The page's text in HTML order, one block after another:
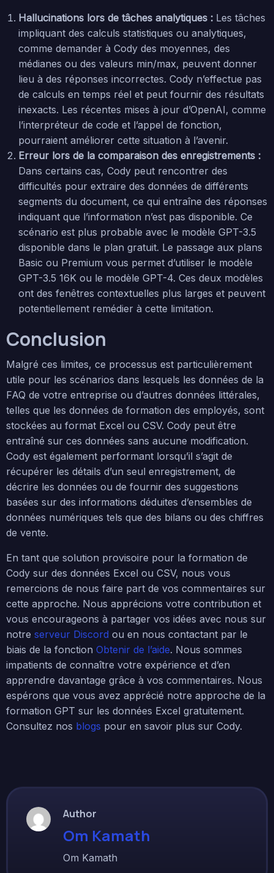
Hallucinations lors de tâches analytiques : Les tâches
impliquant des calculs statistiques ou analytiques,
comme demander à Cody des moyennes, des
médianes ou des valeurs min/max, peuvent donner
lieu à des réponses incorrectes. Cody n’effectue pas
de calculs en temps réel et peut fournir des résultats
inexacts. Les récentes mises à jour d’OpenAI, comme
l’interpréteur de code et l’appel de fonction,
pourraient améliorer cette situation à l’avenir.
Erreur lors de la comparaison des enregistrements :
Dans certains cas, Cody peut rencontrer des
difficultés pour extraire des données de différents
segments du document, ce qui entraîne des réponses
indiquant que l’information n’est pas disponible. Ce
scénario est plus probable avec le modèle GPT-3.5
disponible dans le plan gratuit. Le passage aux plans
Basic ou Premium vous permet d’utiliser le modèle
GPT-3.5 16K ou le modèle GPT-4. Ces deux modèles
ont des fenêtres contextuelles plus larges et peuvent
potentiellement remédier à cette limitation.
Conclusion
Malgré ces limites, ce processus est particulièrement
utile pour les scénarios dans lesquels les données de la
FAQ de votre entreprise ou d’autres données littérales,
telles que les données de formation des employés, sont
stockées au format Excel ou CSV. Cody peut être
entraîné sur ces données sans aucune modification.
Cody est également performant lorsqu’il s’agit de
récupérer les détails d’un seul enregistrement, de
décrire les données ou de fournir des suggestions
basées sur des informations déduites d’ensembles de
données numériques tels que des bilans ou des chiffres
de vente.
En tant que solution provisoire pour la formation de
Cody sur des données Excel ou CSV, nous vous
remercions de nous faire part de vos commentaires sur
cette approche. Nous apprécions votre contribution et
vous encourageons à partager vos idées avec nous sur
notre serveur Discord ou en nous contactant par le
biais de la fonction Obtenir de l’aide. Nous sommes
impatients de connaître votre expérience et d’en
apprendre davantage grâce à vos commentaires. Nous
espérons que vous avez apprécié notre approche de la
formation GPT sur les données Excel gratuitement.
Consultez nos blogs pour en savoir plus sur Cody.
Author
Om Kamath
Om Kamath